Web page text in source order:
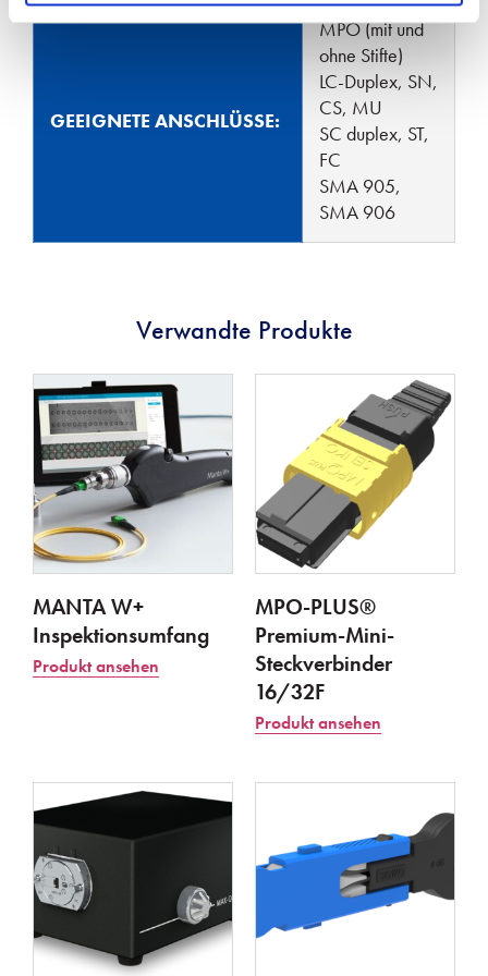
GEEIGNETE ANSCHLÜSSE:
MPO (mit und
ohne Stifte)
LC-Duplex, SN,
CS, MU
SC duplex, ST,
FC
SMA 905,
SMA 906
Verwandte Produkte
MANTA W+
Inspektionsumfang
Produkt ansehen
MPO-PLUS®
Premium-Mini-
Steckverbinder
16/32F
Produkt ansehen